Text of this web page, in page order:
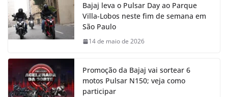
Bajaj leva o Pulsar Day ao Parque
Villa-Lobos neste fim de semana em
São Paulo
14 de maio de 2026
Promoção da Bajaj vai sortear 6
motos Pulsar N150; veja como
participar